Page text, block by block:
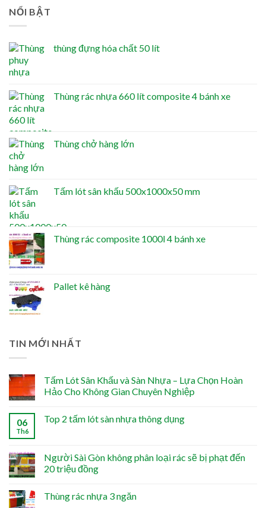
NỔI BẬT
thùng đựng hóa chất 50 lít
Thùng rác nhựa 660 lít composite 4 bánh xe
Thùng chở hàng lớn
Tấm lót sân khấu 500x1000x50 mm
Thùng rác composite 1000l 4 bánh xe
Pallet kê hàng
TIN MỚI NHẤT
Tấm Lót Sân Khấu và Sàn Nhựa – Lựa Chọn Hoàn
Hảo Cho Không Gian Chuyên Nghiệp
06
Th6
Top 2 tấm lót sàn nhựa thông dụng
Người Sài Gòn không phân loại rác sẽ bị phạt đến
20 triệu đồng
Thùng rác nhựa 3 ngăn